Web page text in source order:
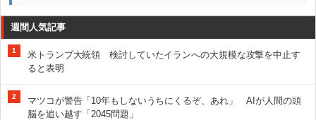
週間人気記事
1
米トランプ大統領 検討していたイランへの大規模な攻撃を中止す
ると表明
2
マツコが警告「10年もしないうちにくるぞ、あれ」 AIが人間の頭
脳を追い越す「2045問題」